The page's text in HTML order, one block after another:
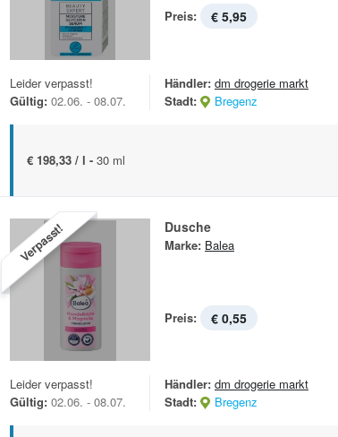
Preis: € 5,95
Leider verpasst!
Gültig: 02.06. - 08.07.
Händler: dm drogerie markt
Stadt:
Bregenz
€ 198,33 / l - 30 ml
Verpasst! Dusche
Marke: Balea
Preis: € 0,55
Leider verpasst!
Gültig: 02.06. - 08.07.
Händler: dm drogerie markt
Stadt:
Bregenz